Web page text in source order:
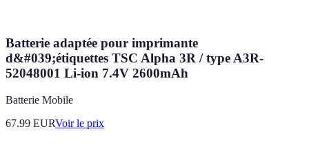
Batterie adaptée pour imprimante
d&#039;étiquettes TSC Alpha 3R / type A3R-
52048001 Li-ion 7.4V 2600mAh
Batterie Mobile
67.99 EURVoir le prix